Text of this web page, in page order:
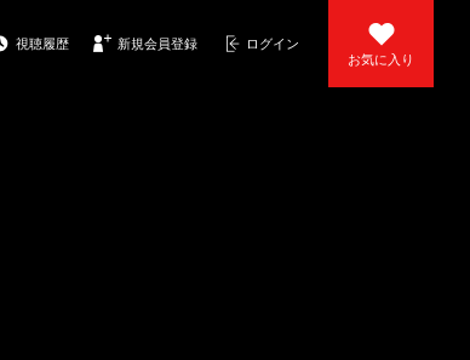
お気に入り
視聴履歴 新規会員登録 ログイン